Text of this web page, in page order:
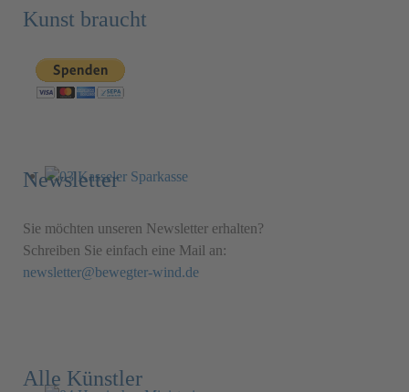
Kunst braucht
Newsletter
Sie möchten unseren Newsletter erhalten?
Schreiben Sie einfach eine Mail an:
newsletter@bewegter-wind.de
Alle Künstler